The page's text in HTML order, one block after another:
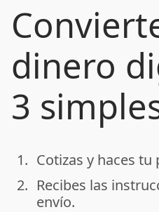
dinero
3
done
1. Cotizas y haces tu
done
2. Recibes las
envío.